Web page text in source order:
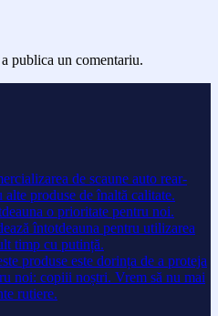
publica un comentariu.
de scaune auto rear-
produse de înaltă calitate.
o prioritate pentru noi.
întotdeauna pentru utilizarea
timp cu putință.
produse este dorința de a proteja
noi: copiii noștri. Vrem să nu mai
rutiere.